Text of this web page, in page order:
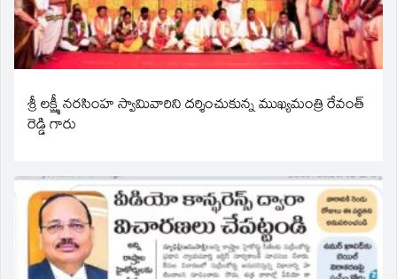
శ్రీ లక్ష్మీ నరసింహ స్వామివారిని దర్శించుకున్న ముఖ్యమంత్రి రేవంత్
రెడ్డి గారు